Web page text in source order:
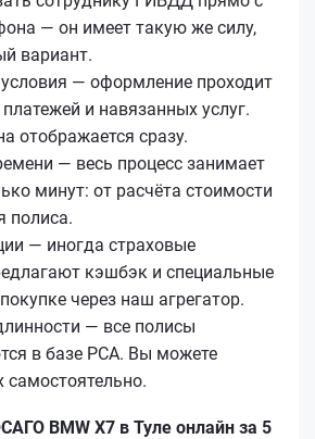
— он имеет такую же силу,
вариант.
— оформление проходит
и навязанных услуг.
отображается сразу.
— весь процесс занимает
минут: от расчёта стоимости
полиса.
— иногда страховые
кэшбэк и специальные
через наш агрегатор.
— все полисы
в базе РСА. Вы можете
самостоятельно.
BMW X7 в Туле онлайн за 5